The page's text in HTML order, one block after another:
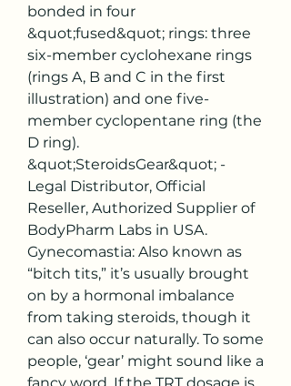
bonded in four
&quot;fused&quot; rings: three
six-member cyclohexane rings
(rings A, B and C in the first
illustration) and one five-
member cyclopentane ring (the
D ring).
&quot;SteroidsGear&quot; -
Legal Distributor, Official
Reseller, Authorized Supplier of
BodyPharm Labs in USA.
Gynecomastia: Also known as
“bitch tits,” it’s usually brought
on by a hormonal imbalance
from taking steroids, though it
can also occur naturally. To some
people, ‘gear’ might sound like a